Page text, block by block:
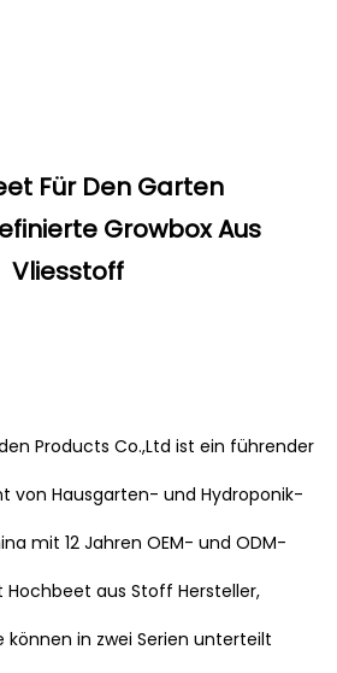
Für Den Garten
Growbox Aus
Vliesstoff
Products Co.,Ltd ist ein führender
von Hausgarten- und Hydroponik-
mit 12 Jahren OEM- und ODM-
Hochbeet aus Stoff Hersteller,
können in zwei Serien unterteilt